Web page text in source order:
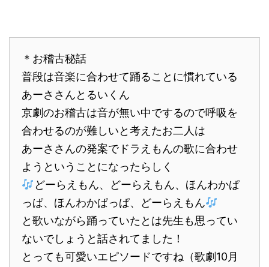
＊お稽古秘話
普段は音楽に合わせて踊ることに慣れている
あーささんとるいくん
京劇のお稽古は音が無い中でするので呼吸を
合わせるのが難しいと考えたお二人は
あーささんの発案でドラえもんの歌に合わせ
ようということになったらしく
どーらえもん、どーらえもん、ほんわかぱ
っぱ、ほんわかぱっぱ、どーらえもん
と歌いながら踊っていたとは先生も思ってい
ないでしょうと話されてました！
とっても可愛いエピソードですね（歌劇10月